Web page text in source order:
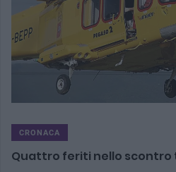
CRONACA
Quattro feriti nello scontro